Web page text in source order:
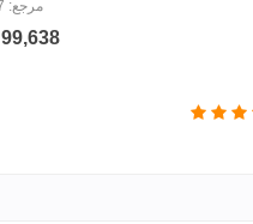
مرجع: PC-07
99,638 تومان